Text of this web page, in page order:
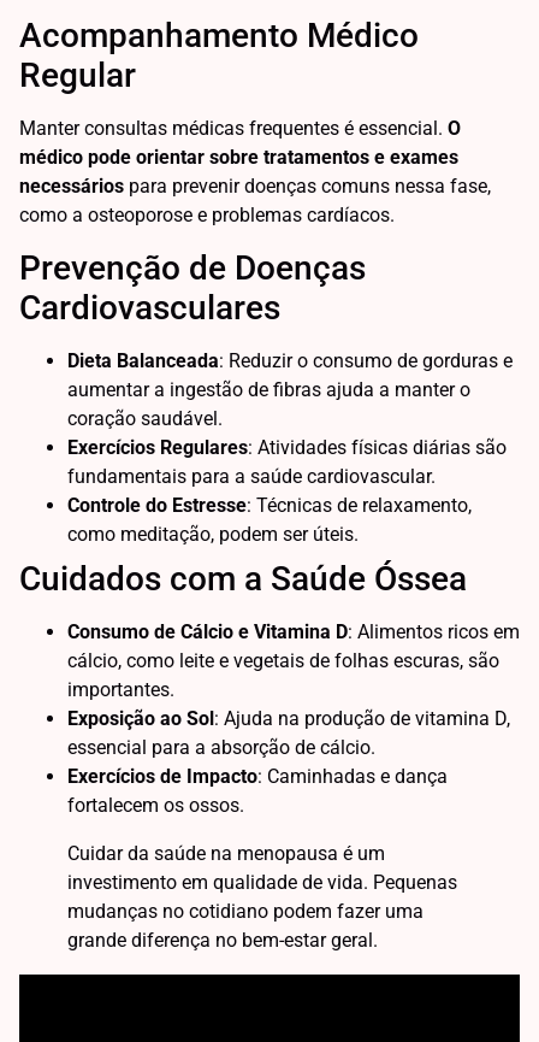
Acompanhamento Médico
Regular
Manter consultas médicas frequentes é essencial. O
médico pode orientar sobre tratamentos e exames
necessários para prevenir doenças comuns nessa fase,
como a osteoporose e problemas cardíacos.
Prevenção de Doenças
Cardiovasculares
Dieta Balanceada: Reduzir o consumo de gorduras e
aumentar a ingestão de fibras ajuda a manter o
coração saudável.
Exercícios Regulares: Atividades físicas diárias são
fundamentais para a saúde cardiovascular.
Controle do Estresse: Técnicas de relaxamento,
como meditação, podem ser úteis.
Cuidados com a Saúde Óssea
Consumo de Cálcio e Vitamina D: Alimentos ricos em
cálcio, como leite e vegetais de folhas escuras, são
importantes.
Exposição ao Sol: Ajuda na produção de vitamina D,
essencial para a absorção de cálcio.
Exercícios de Impacto: Caminhadas e dança
fortalecem os ossos.
Cuidar da saúde na menopausa é um
investimento em qualidade de vida. Pequenas
mudanças no cotidiano podem fazer uma
grande diferença no bem-estar geral.